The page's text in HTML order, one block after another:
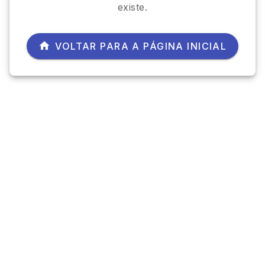
existe.
VOLTAR PARA A PÁGINA INICIAL